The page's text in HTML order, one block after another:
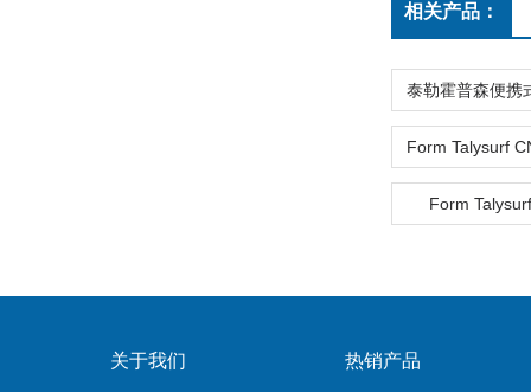
相关产品：
Form
关于我们 热销产品